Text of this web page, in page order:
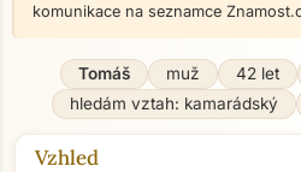
komunikace na seznamce
Tomáš muž 42 let
hledám vztah: kamarádský
Vzhled